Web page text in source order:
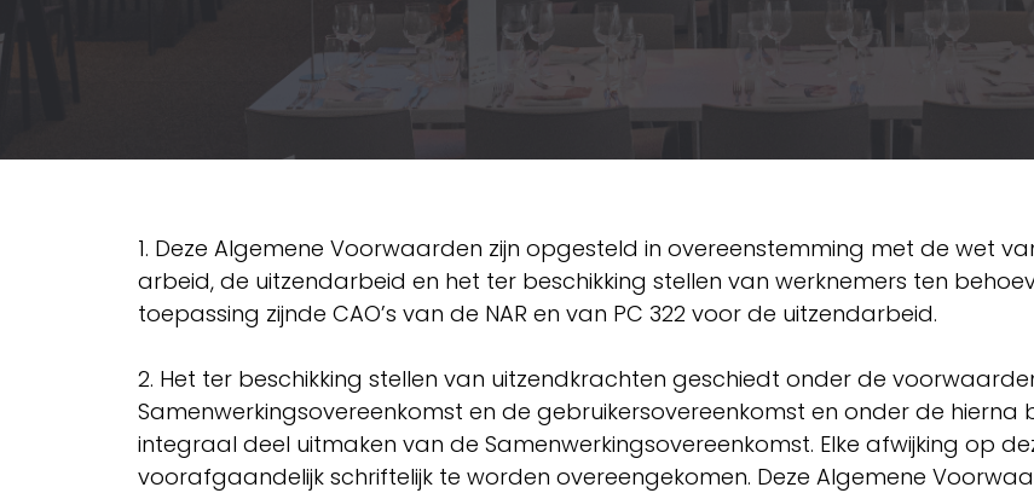
1. Deze Algemene Voorwaarden zijn opgesteld in overeenstemming met de wet
arbeid, de uitzendarbeid en het ter beschikking stellen van werknemers ten
toepassing zijnde CAO’s van de NAR en van PC 322 voor de uitzendarbeid.
2. Het ter beschikking stellen van uitzendkrachten geschiedt onder de
Samenwerkingsovereenkomst en de gebruikersovereenkomst en onder de
integraal deel uitmaken van de Samenwerkingsovereenkomst. Elke afwijking op
voorafgaandelijk schriftelijk te worden overeengekomen. Deze Algemene